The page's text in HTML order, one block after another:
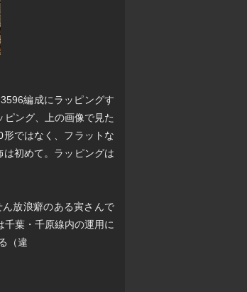
編成にラッピングす
ング、上の画像で見た
ではなく、フラットな
初めて。ラッピングは
放浪癖のある寅さんで
葉・千原線内の運用に
（違